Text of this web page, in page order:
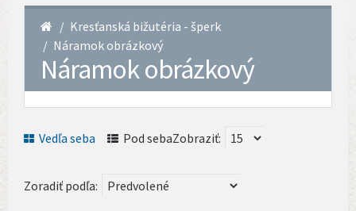
Kresťanská bižutéria - šperk
Náramok obrázkový
Náramok obrázkový
Vedľa seba Pod sebaZobraziť:
Zoradiť podľa: